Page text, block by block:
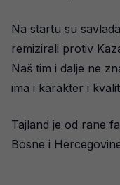
Na startu su
remizirali protiv
Naš tim i dalje ne
ima i karakter i
Tajland je od rane
Bosne i